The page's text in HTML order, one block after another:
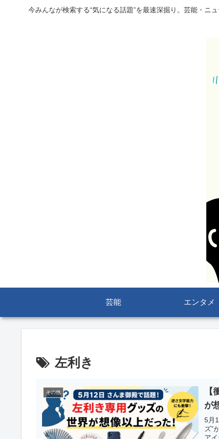
今みんなが検索する“気になる話題”を最速深掘り。芸能・ニ
芸能 エンタメ
左利き
その他
が
5月
ズ”